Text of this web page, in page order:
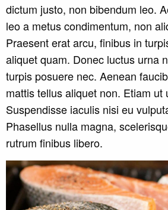
dictum justo, non bibendum leo.
leo a metus condimentum, non
Praesent erat arcu, finibus in
aliquet quam. Donec luctus urna
turpis posuere nec. Aenean
mattis tellus aliquet non. Etiam ut
Suspendisse iaculis nisi eu
Phasellus nulla magna,
rutrum finibus libero.